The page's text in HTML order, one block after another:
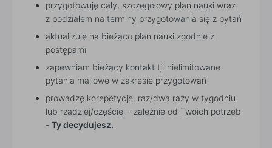
przygotowuję cały, szczegółowy plan nauki wraz
z podziałem na terminy przygotowania się z pytań
aktualizuję na bieżąco plan nauki zgodnie z
postępami
zapewniam bieżący kontakt tj. nielimitowane
pytania mailowe w zakresie przygotowań
prowadzę korepetycje, raz/dwa razy w tygodniu
lub rzadziej/częściej - zależnie od Twoich potrzeb
- Ty decydujesz.